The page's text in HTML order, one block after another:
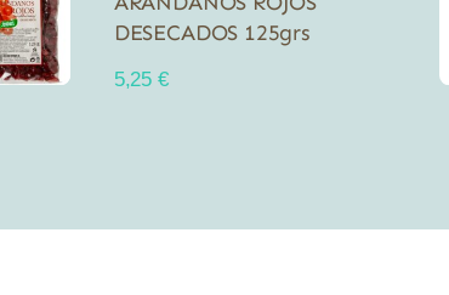
DESECADOS 125grs
5,25 €